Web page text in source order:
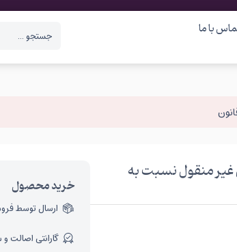
با ما
غیر منقول نسبت به
خرید محصول
ارسال توسط
گارانتی اصالت